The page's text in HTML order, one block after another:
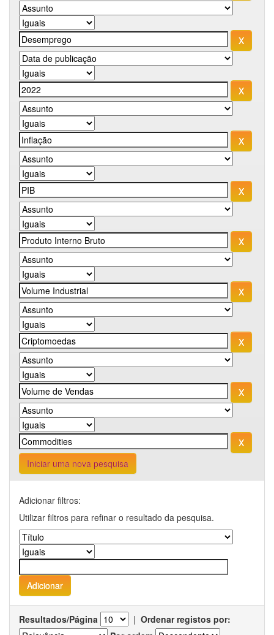
Iniciar uma nova pesquisa
Adicionar filtros:
Utilizar filtros para refinar o resultado da pesquisa.
Resultados/Página | Ordenar registos por: